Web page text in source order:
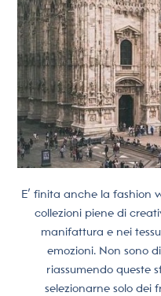
E’ finita anche la fashion
collezioni piene di
manifattura e nei
emozioni. Non sono
riassumendo queste
selezionarne solo dei